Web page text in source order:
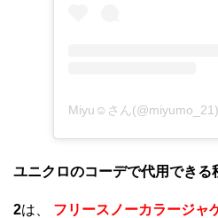
ユニクロのコーデで代用でき
2は、 フリースノーカラージャ